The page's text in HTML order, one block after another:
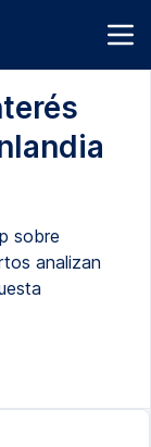
sobre
analizan